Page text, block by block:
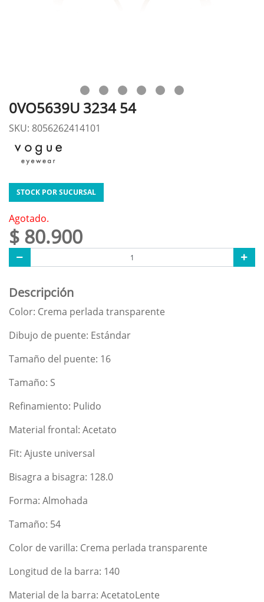
0VO5639U 3234 54
SKU: 8056262414101
STOCK POR SUCURSAL
Agotado.
$ 80.900
Descripción
Color: Crema perlada transparente
Dibujo de puente: Estándar
Tamaño del puente: 16
Tamaño: S
Refinamiento: Pulido
Material frontal: Acetato
Fit: Ajuste universal
Bisagra a bisagra: 128.0
Forma: Almohada
Tamaño: 54
Color de varilla: Crema perlada transparente
Longitud de la barra: 140
Material de la barra: AcetatoLente